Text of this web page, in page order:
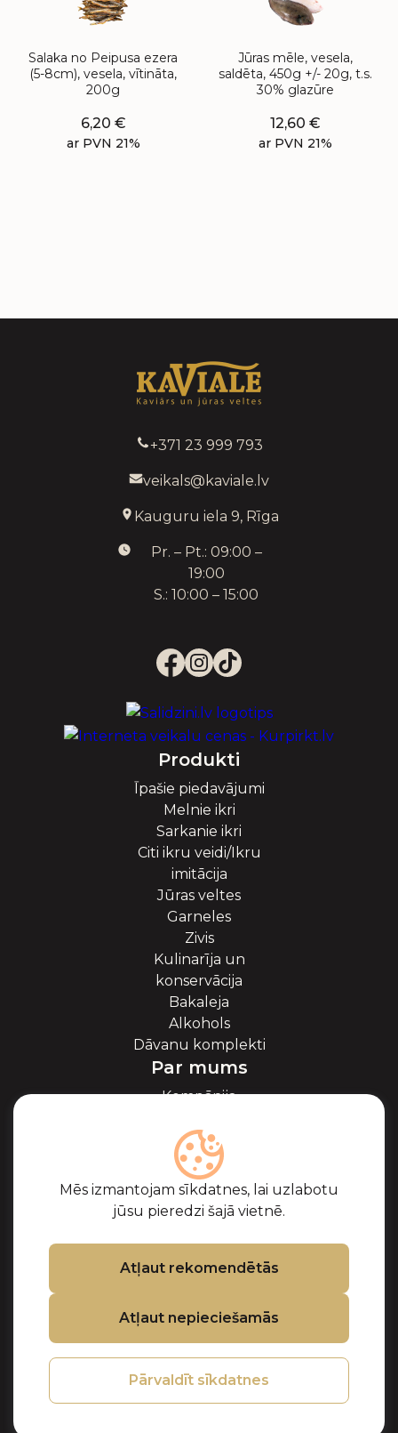
Salaka no Peipusa ezera
(5-8cm), vesela, vītināta,
200g
6,20 €
ar PVN 21%
Jūras mēle, vesela,
saldēta, 450g +/- 20g, t.s.
30% glazūre
12,60 €
ar PVN 21%
Mēs izmantojam sīkdatnes, lai uzlabotu
jūsu pieredzi šajā vietnē.
Atļaut rekomendētās
Atļaut nepieciešamās
Pārvaldīt sīkdatnes
+371 23 999 793
veikals@kaviale.lv
Kauguru iela 9, Rīga
Pr. – Pt.: 09:00 –
19:00
S.: 10:00 – 15:00
Produkti
Īpašie piedavājumi
Melnie ikri
Sarkanie ikri
Citi ikru veidi/Ikru
imitācija
Jūras veltes
Garneles
Zivis
Kulinarīja un
konservācija
Bakaleja
Alkohols
Dāvanu komplekti
Par mums
Kompānija
Blogs
Sadarbība
Partneri
Sertifikāti
Biežāk uzdotie
jautājumi
Atbalsts
Pirkuma noteikumi
Privātuma politika
Sīkdatņu politika
Preču atgriešanas
un kompensācijas